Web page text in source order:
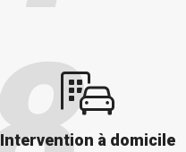
Intervention à domicile